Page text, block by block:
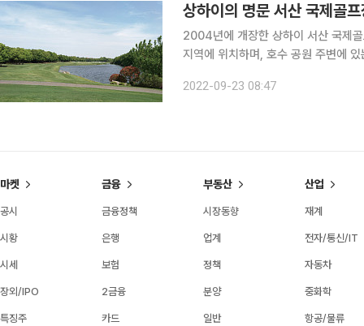
상하이의 명문 서산 국제골
2004년에 개장한 상하이 서산 국제
지역에 위치하며, 호수 공원 주변에
는 골프장이다. 골프장에는 중식당과
2022-09-23 08:47
마켓
공시
시황
시세
장외/IPO
특징주
금융
금융정책
은행
보험
2금융
카드
부동산
시장동향
업계
정책
분양
일반
산업
재계
전자/통신/IT
자동차
중화학
항공/물류